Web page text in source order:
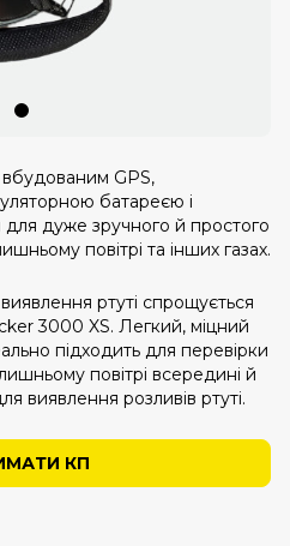
вбудованим GPS,
батареєю і
дуже зручного й простого
повітрі та інших газах.
ртуті спрощується
3000 XS. Легкий, міцний
підходить для перевірки
повітрі всередині й
виявлення розливів ртуті.
КП